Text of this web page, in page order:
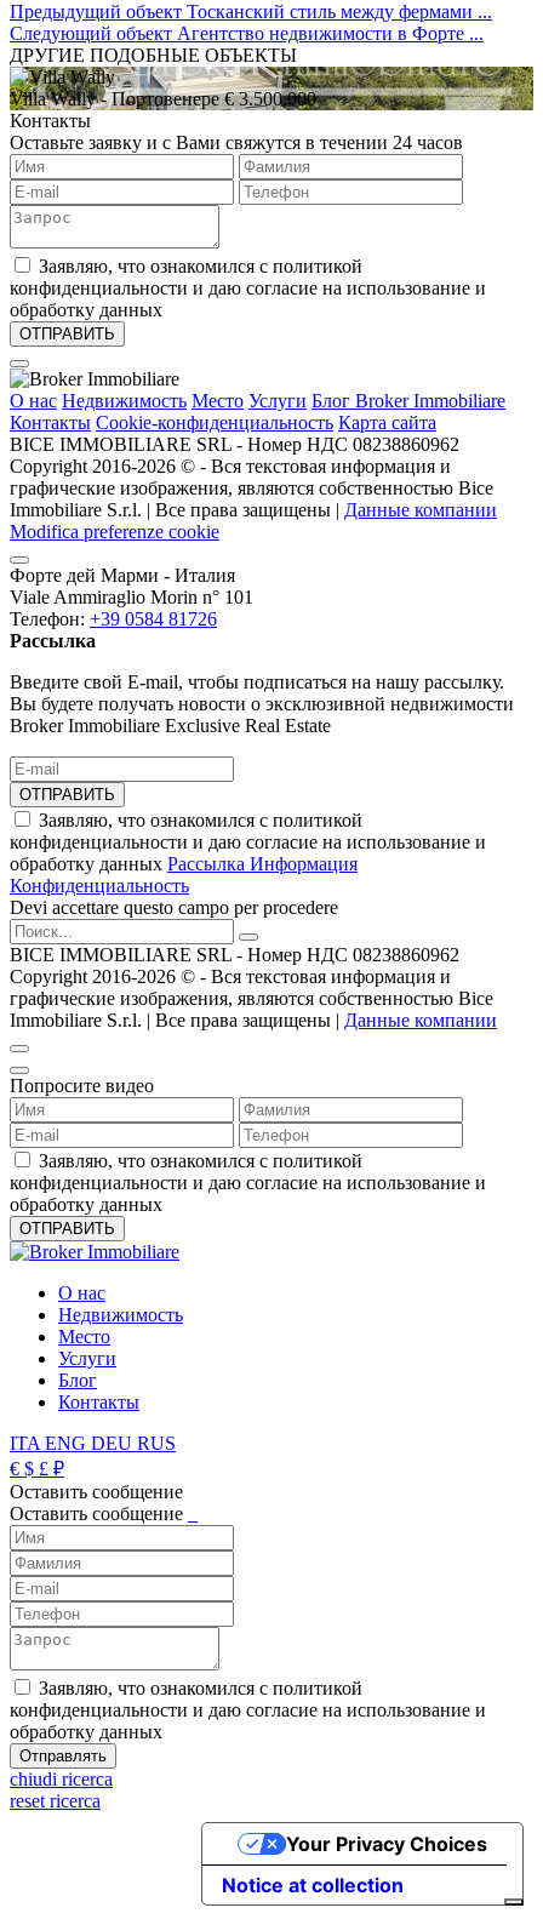
Предыдущий объект Тосканский стиль между фермами ...
Следующий объект Агентство недвижимости в Форте ...
ДРУГИЕ ПОДОБНЫЕ ОБЪЕКТЫ
Villa Wally- Портовенере € 3.500.000
Контакты
Оставьте заявку и с Вами свяжутся в течении 24 часов
Заявляю, что ознакомился с политикой
конфиденциальности и даю согласие на использование и
обработку данных
О нас Недвижимость Место Услуги Блог Broker Immobiliare
Контакты Cookie-конфиденциальность Карта сайта
BICE IMMOBILIARE SRL - Номер НДС 08238860962
Copyright 2016-2026 ©️ - Вся текстовая информация и
графические изображения, являются собственностью Bice
Immobiliare S.r.l. | Все права защищены | Данные компании
Modifica preferenze cookie
Форте дей Марми - Италия
Viale Ammiraglio Morin n° 101
Телефон: +39 0584 81726
Рассылка
Введите свой E-mail, чтобы подписаться на нашу рассылку.
Вы будете получать новости о эксклюзивной недвижимости
Broker Immobiliare Exclusive Real Estate
ОТПРАВИТЬ
Заявляю, что ознакомился с политикой
конфиденциальности и даю согласие на использование и
обработку данных Рассылка Информация
Конфиденциальность
Devi accettare questo campo per procedere
BICE IMMOBILIARE SRL - Номер НДС 08238860962
Copyright 2016-2026 ©️ - Вся текстовая информация и
графические изображения, являются собственностью Bice
Immobiliare S.r.l. | Все права защищены | Данные компании
Попросите видео
Заявляю, что ознакомился с политикой
конфиденциальности и даю согласие на использование и
обработку данных
О нас
Недвижимость
Место
Услуги
Блог
Контакты
ITAENG DEU RUS
€ $ £ ₽
Оставить сообщение
Оставить сообщение
Заявляю, что ознакомился с политикой
конфиденциальности и даю согласие на использование и
обработку данных
chiudi ricerca
reset ricerca
Notice at collection
Your Privacy Choices